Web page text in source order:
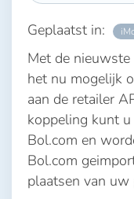
Geplaatst in:
Met de
het nu mogelijk
aan de retailer
koppeling kunt
Bol.com en
Bol.com
plaatsen van